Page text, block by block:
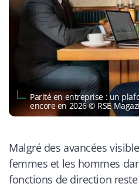
Parité en entreprise : un
encore en 2026 © RSE
Malgré des avancées
femmes et les hommes
fonctions de direction